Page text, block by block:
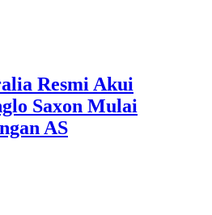
Resmi Akui
Saxon Mulai
AS